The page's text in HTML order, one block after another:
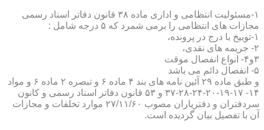
۱-مسئولیت انتظامی و اداری ماده ۳۸ قانون دفاتر اسناد رسمی
مجازات های انتظامی را برمی شمرد که ۵ درجه شامل :
۱-توبیخ با درج در پرونده،
۲- جریمه های نقدی،
۳و۴- انواع انفصال موقت
۵- انفصال دائم می باشد
و طبق ماده ۲۹ آئین نامه های بند ۴ ماده ۶ و تبصره ۲ ماده ۶ و مواد
۱۴- ۱۷-۱۹-۲۰-۲۴-۲۸-۳۷ و ۵۳ قانون دفاتر اسناد رسمی و کانون
سردفتران و دفتریاران مصوب ۲۷/۱۱/۶۰ موارد تخلفات و مجازات
آن با تفصیل بیان گردیده است.